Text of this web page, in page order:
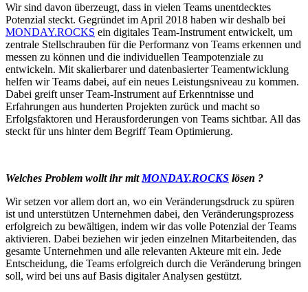
Wir sind davon überzeugt, dass in vielen Teams unentdecktes
Potenzial steckt. Gegründet im April 2018 haben wir deshalb bei
MONDAY.ROCKS ein digitales Team-Instrument entwickelt, um
zentrale Stellschrauben für die Performanz von Teams erkennen und
messen zu können und die individuellen Teampotenziale zu
entwickeln. Mit skalierbarer und datenbasierter Teamentwicklung
helfen wir Teams dabei, auf ein neues Leistungsniveau zu kommen.
Dabei greift unser Team-Instrument auf Erkenntnisse und
Erfahrungen aus hunderten Projekten zurück und macht so
Erfolgsfaktoren und Herausforderungen von Teams sichtbar. All das
steckt für uns hinter dem Begriff Team Optimierung.
Welches Problem wollt ihr mit MONDAY.ROCKS lösen ?
Wir setzen vor allem dort an, wo ein Veränderungsdruck zu spüren
ist und unterstützen Unternehmen dabei, den Veränderungsprozess
erfolgreich zu bewältigen, indem wir das volle Potenzial der Teams
aktivieren. Dabei beziehen wir jeden einzelnen Mitarbeitenden, das
gesamte Unternehmen und alle relevanten Akteure mit ein. Jede
Entscheidung, die Teams erfolgreich durch die Veränderung bringen
soll, wird bei uns auf Basis digitaler Analysen gestützt.